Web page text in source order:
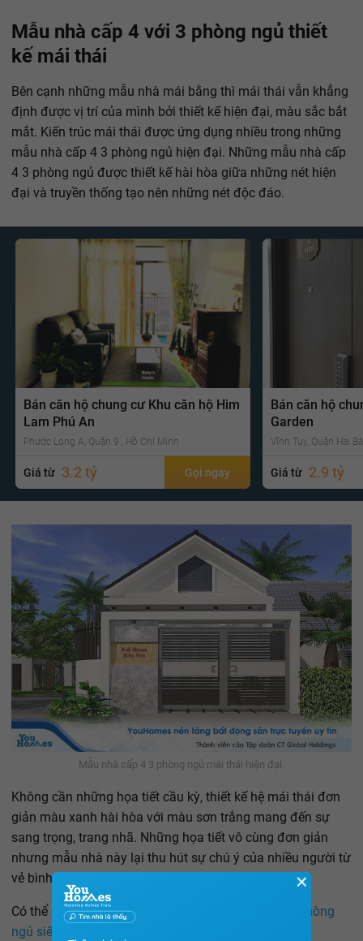
Mẫu nhà cấp 4 với 3 phòng ngủ thiết
kế mái thái
Bên cạnh những mẫu nhà mái bằng thì mái thái vẫn khẳng
định được vị trí của mình bởi thiết kế hiện đại, màu sắc bắt
mắt. Kiến trúc mái thái được ứng dụng nhiều trong những
mẫu nhà cấp 4 3 phòng ngủ hiện đại. Những mẫu nhà cấp
4 3 phòng ngủ được thiết kế hài hòa giữa những nét hiện
đại và truyền thống tạo nên những nét độc đáo.
Bán căn hộ chung cư Khu căn hộ Him
Lam Phú An
Phước Long A, Quận 9 , Hồ Chí Minh
Giá từ 3.2 tỷ Gọi ngay
Bán căn hộ
Garden
Vĩnh Tuy, Quận Hai
Giá từ 2.9 tỷ
Mẫu nhà cấp 4 3 phòng ngủ mái thái hiện đại.
Không cần những họa tiết cầu kỳ, thiết kế hệ mái thái đơn
giản màu xanh hài hòa với màu sơn trắng mang đến sự
sang trọng, trang nhã. Những họa tiết vô cùng đơn giản
nhưng mẫu nhà này lại thu hút sự chú ý của nhiều người từ
vẻ bình yên, thân thuộc mà nó mang lại.
Có thể bạn quan tâm:
7 mẫu nhà cấp 4 mái thái 3 phòng
ngủ siêu đẹp, giá rẻ!
✕